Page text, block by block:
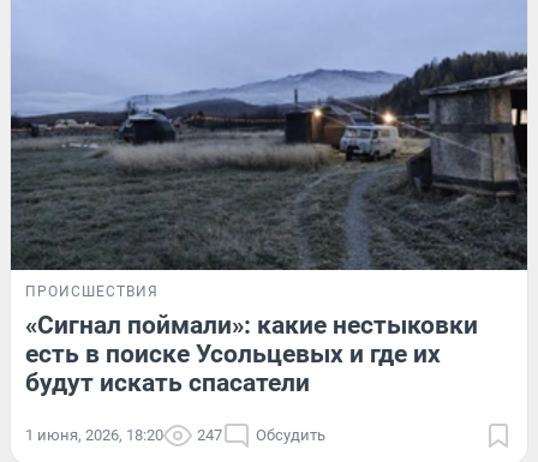
ПРОИСШЕСТВИЯ
«Сигнал поймали»: какие нестыковки
есть в поиске Усольцевых и где их
будут искать спасатели
1 июня, 2026, 18:20 247 Обсудить